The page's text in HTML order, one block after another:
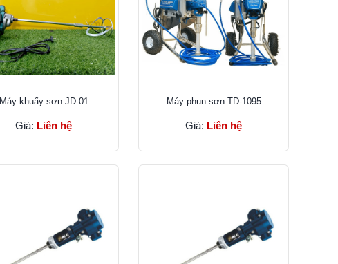
Máy khuấy sơn JD-01
Giá: Liên hệ
Máy phun sơn TD-1095
Giá: Liên hệ